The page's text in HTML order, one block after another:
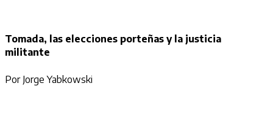
Tomada, las elecciones porteñas y la justicia
militante
Por Jorge Yabkowski